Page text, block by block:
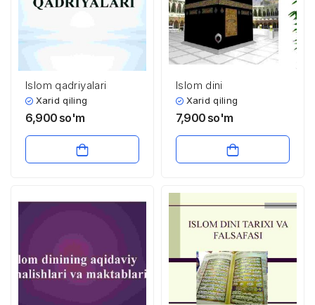
Islom qadriyalari
Xarid qiling
6,900 so'm
Islom dini
Xarid qiling
7,900 so'm